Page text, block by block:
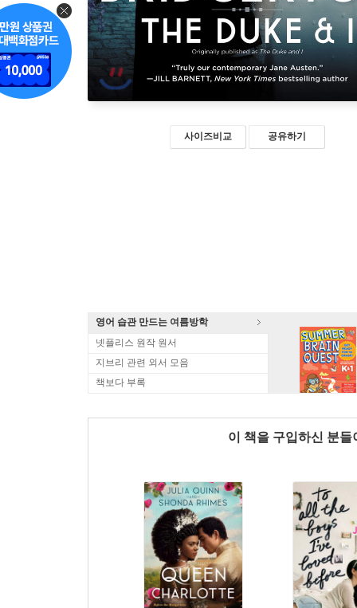
사이즈비교 공유하기
영어 습관 만드는 여름방학
넷플리스 원작 원서
지브리 관련 외서 모음
책보다 부록
이 책을 구입하신 분